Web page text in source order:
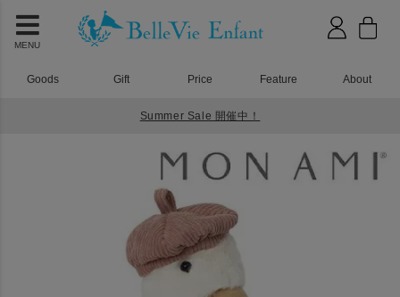
MENU
Goods Gift Price Feature About
Summer Sale 開催中！
MON AMI(モナミ) コレット ザ ダック